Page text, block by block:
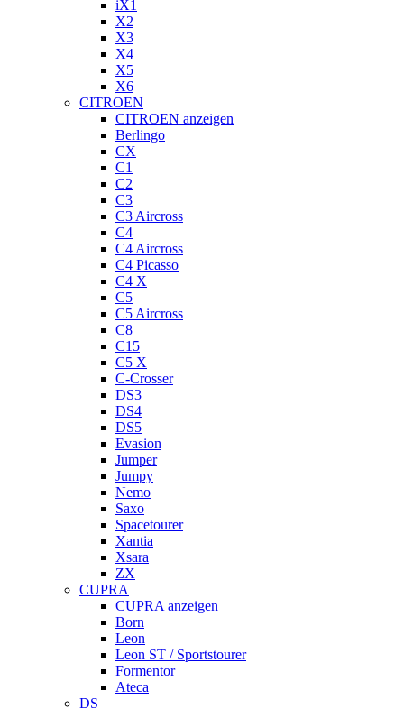
iX1
X2
X3
X4
X5
X6
CITROEN
CITROEN anzeigen
Berlingo
CX
C1
C2
C3
C3 Aircross
C4
C4 Aircross
C4 Picasso
C4 X
C5
C5 Aircross
C8
C15
C5 X
C-Crosser
DS3
DS4
DS5
Evasion
Jumper
Jumpy
Nemo
Saxo
Spacetourer
Xantia
Xsara
ZX
CUPRA
CUPRA anzeigen
Born
Leon
Leon ST / Sportstourer
Formentor
Ateca
DS